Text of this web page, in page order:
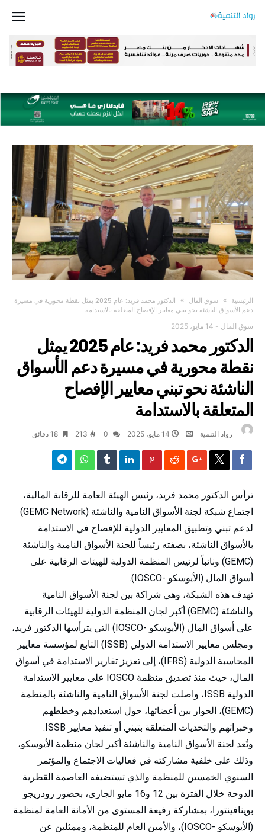
‫الرئيسية‬ سوق المال
الدكتور محمد فريد: عام 2025 يمثل نقطة محورية في مسيرة
دعم الأسواق الناشئة نحو تبني معايير الإفصاح المتعلقة بالاستدامة
سوق المال - 14 مايو، 2025
الدكتور محمد فريد: عام 2025 يمثل
نقطة محورية في مسيرة دعم الأسواق
الناشئة نحو تبني معايير الإفصاح
المتعلقة بالاستدامة
رواد التنمية 14 مايو، 2025 213 18 ‫دقائق‬
ترأس الدكتور محمد فريد، رئيس الهيئة العامة للرقابة المالية،
اجتماع شبكة لجنة الأسواق النامية والناشئة (GEMC Network)
لدعم تبني وتطبيق المعايير الدولية للإفصاح في الاستدامة
بالأسواق الناشئة، بصفته رئيساً للجنة الأسواق النامية والناشئة
(GEMC) ونائباً لرئيس المنظمة الدولية للهيئات الرقابية على
أسواق المال (الأيوسكو -IOSCO).
تهدف هذه الشبكة، وهي شراكة بين لجنة الأسواق النامية
والناشئة (GEMC) أكبر لجان المنظمة الدولية للهيئات الرقابية
على أسواق المال (الأيوسكو -IOSCO) التي يترأسها الدكتور فريد،
ومجلس معايير الاستدامة الدولي (ISSB) التابع لمؤسسة معايير
المحاسبة الدولية (IFRS)، إلى تعزيز تقارير الاستدامة في أسواق
المال، حيث منذ تصديق منظمة IOSCO على معايير الاستدامة
الدولية ISSB، واصلت لجنة الأسواق النامية والناشئة بالمنظمة
(GEMC)، الحوار بين أعضائها، حول استعدادهم وخططهم
وخبراتهم والتحديات المتعلقة بتبني أو تنفيذ معايير ISSB.
وتُعد لجنة الأسواق النامية والناشئة أكبر لجان منظمة الأيوسكو،
وذلك على خلفية مشاركته في فعاليات الاجتماع والمؤتمر
السنوي الخمسين للمنظمة والذي تستضيفه العاصمة القطرية
الدوحة خلال الفترة بين 12 و16 مايو الجاري، بحضور رودريجو
بوينافينتورا، بمشاركة رفيعة المستوى من الأمانة العامة لمنظمة
(الأيوسكو -IOSCO)، والأمين العام للمنظمة، وممثلين عن